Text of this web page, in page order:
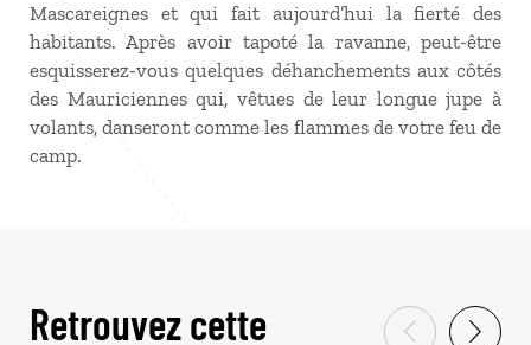
Mascareignes et qui fait aujourd’hui la fierté des
habitants. Après avoir tapoté la ravanne, peut-être
esquisserez-vous quelques déhanchements aux côtés
des Mauriciennes qui, vêtues de leur longue jupe à
volants, danseront comme les flammes de votre feu de
camp.
Retrouvez cette